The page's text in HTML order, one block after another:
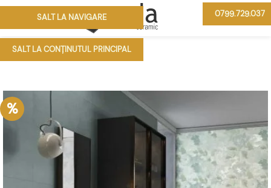
SALT LA NAVIGARE
SALT LA CONȚINUTUL PRINCIPAL
0799.729.037